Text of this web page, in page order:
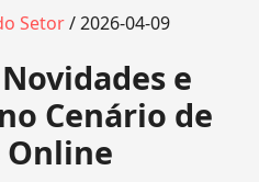
Setor/ 2026-04-09
e
Cenário de
Online